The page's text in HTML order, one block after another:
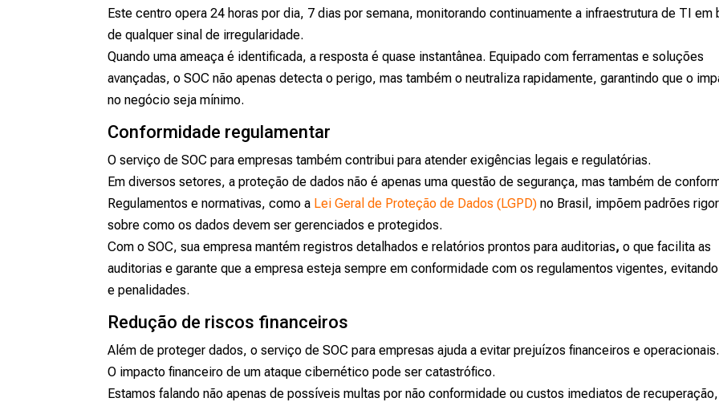
Este centro opera 24 horas por dia, 7 dias por semana, monitorando continuamente a infraestrutura de TI em
de qualquer sinal de irregularidade.
Quando uma ameaça é identificada, a resposta é quase instantânea. Equipado com ferramentas e soluções
avançadas, o SOC não apenas detecta o perigo, mas também o neutraliza rapidamente, garantindo que o
no negócio seja mínimo.
Conformidade regulamentar
O serviço de SOC para empresas também contribui para atender exigências legais e regulatórias.
Em diversos setores, a proteção de dados não é apenas uma questão de segurança, mas também de
Regulamentos e normativas, como a Lei Geral de Proteção de Dados (LGPD) no Brasil, impõem padrões
sobre como os dados devem ser gerenciados e protegidos.
Com o SOC, sua empresa mantém registros detalhados e relatórios prontos para auditorias, o que facilita as
auditorias e garante que a empresa esteja sempre em conformidade com os regulamentos vigentes,
e penalidades.
Redução de riscos financeiros
Além de proteger dados, o serviço de SOC para empresas ajuda a evitar prejuízos financeiros e operacionais.
O impacto financeiro de um ataque cibernético pode ser catastrófico.
Estamos falando não apenas de possíveis multas por não conformidade ou custos imediatos de